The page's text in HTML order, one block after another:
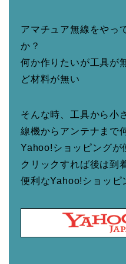
アマチュア無線をやっ
か？
何か作りたいが工具が
ど材料が無い
そんな時、工具から小
線機からアンテナまで
Yahoo!ショッピングが
クリックすれば後は到
便利なYahoo!ショッピ